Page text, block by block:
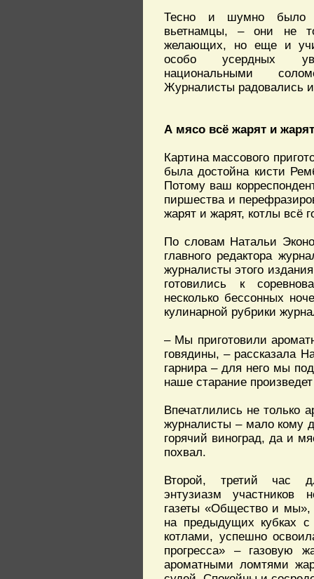
Тесно и шумно было
вьетнамцы, – они не
желающих, но еще и
особо усердных
национальными
Журналисты радовались
А мясо всё жарят и
Картина массового
была достойна кисти
Потому ваш
пиршества и
жарят и жарят, котлы всё
По словам Натальи
главного редактора
журналисты этого
готовились к
несколько бессонных
кулинарной рубрики
– Мы приготовили
говядины, – рассказала
гарнира – для него мы
наше старание
Впечатлились не только
журналисты – мало кому
горячий виноград, да и
похвал.
Второй, третий час
энтузиазм участников
газеты «Общество и мы»,
на предыдущих кубках
котлами, успешно
прогресса» – газовую
ароматными ломтями